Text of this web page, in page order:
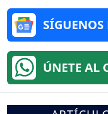
SÍGUENOS
ÚNETE AL